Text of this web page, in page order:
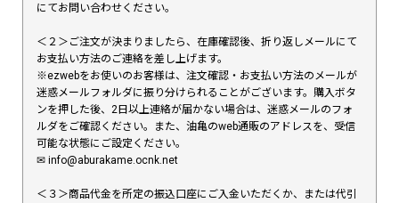
にてお問い合わせください。
＜２＞ご注文が決まりましたら、在庫確認後、折り返しメールにて
お支払い方法のご連絡を差し上げます。
※ezwebをお使いのお客様は、注文確認・お支払い方法のメールが
迷惑メールフォルダに振り分けられることがございます。購入ボタ
ンを押した後、2日以上連絡が届かない場合は、迷惑メールのフォ
ルダをご確認ください。また、油亀のweb通販のアドレスを、受信
可能な状態にご設定ください。
✉︎ info@aburakame.ocnk.net
＜３＞商品代金を所定の振込口座にご入金いただくか、または代引